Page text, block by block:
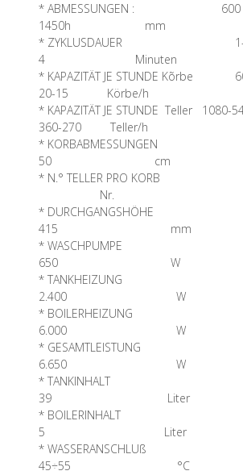
* ABMESSUNGEN : 600 x
1450h mm
* ZYKLUSDAUER 1-2-
4 Minuten
* KAPAZITÄT JE STUNDE Kõrbe
20-15 Körbe/h
* KAPAZITÄT JE STUNDE Teller 1080-
360-270 Teller/h
* KORBABMESSUNGEN
50 cm
* N.° TELLER PRO
Nr.
*
415 mm
*
650 W
*
2.400 W
*
6.000 W
* GESAMTLEISTUNG
6.650 W
*
39 Liter
*
5 Liter
* WASSERANSCHLUß
45÷55 °C